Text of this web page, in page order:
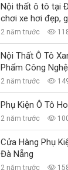
Nội thất ô tô tại
chơi xe hơi đẹp,
2 năm trước
Nội Thất Ô Tô
Phẩm Công
2 năm trước
Phụ Kiện Ô Tô
2 năm trước
Cửa Hàng Phụ
Đà Nẵng
2 năm trước